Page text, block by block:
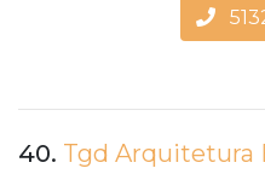
40. Tgd Arquitetura